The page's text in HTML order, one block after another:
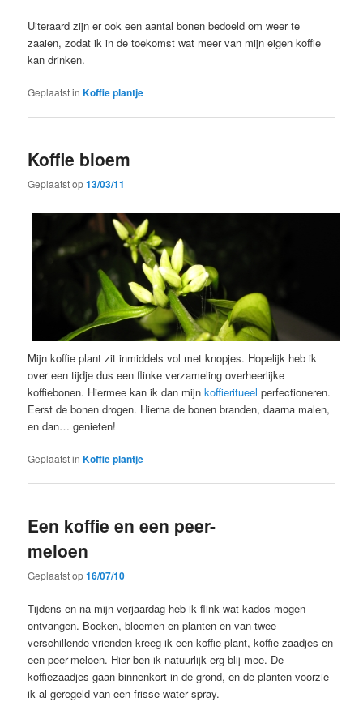
Uiteraard zijn er ook een aantal bonen bedoeld om weer te
zaaien, zodat ik in de toekomst wat meer van mijn eigen koffie
kan drinken.
Geplaatst in Koffie plantje
Koffie bloem
Geplaatst op13/03/11
Mijn koffie plant zit inmiddels vol met knopjes. Hopelijk heb ik
over een tijdje dus een flinke verzameling overheerlijke
koffiebonen. Hiermee kan ik dan mijnkoffieritueel perfectioneren.
Eerst de bonen drogen. Hierna de bonen branden, daarna malen,
en dan… genieten!
Geplaatst in Koffie plantje
Een koffie en een peer-
meloen
Geplaatst op16/07/10
Tijdens en na mijn verjaardag heb ik flink wat kados mogen
ontvangen. Boeken, bloemen en planten en van twee
verschillende vrienden kreeg ik een koffie plant, koffie zaadjes en
een peer-meloen. Hier ben ik natuurlijk erg blij mee. De
koffiezaadjes gaan binnenkort in de grond, en de planten voorzie
ik al geregeld van een frisse water spray.